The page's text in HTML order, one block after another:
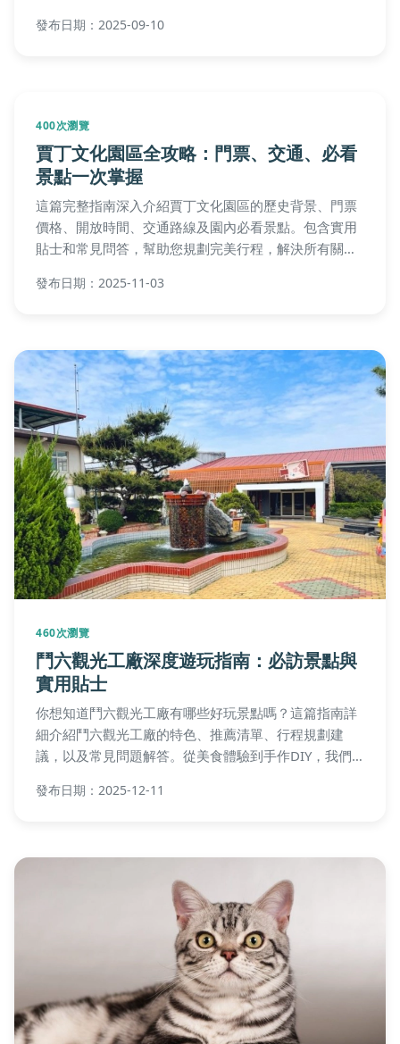
1361次瀏覽
防蚊植物：臺灣種植全攻略！有效品種、
陽光通風秘訣與照護技巧
想知道哪些防蚊植物真的有用？哪些只是噱頭嗎？本文
詳解臺灣環境種植重點，如陽光通風需求、澆水施肥訣
竅，並破解常見迷思，包括室內效果有限與寵物安全注
意，新手推薦品種與半日照解決方案一覽無遺！
發布日期：2025-09-10
賈丁文化園區全攻略：門票、交通、必看
景點一次掌握
這篇完整指南深入介紹賈丁文化園區的歷史背景、門票
價格、開放時間、交通路線及園內必看景點。包含實用
賈丁的疑問。從預算到體驗，一應俱全。